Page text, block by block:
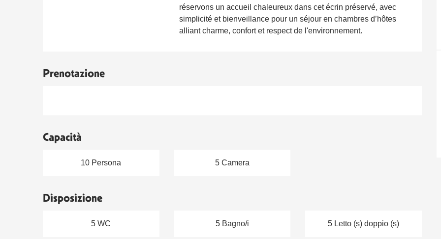
réservons un accueil chaleureux dans cet écrin préservé, avec
simplicité et bienveillance pour un séjour en chambres d’hôtes
alliant charme, confort et respect de l'environnement.
Prenotazione
Capacità
10 Persona 5 Camera
Disposizione
5 WC 5 Bagno/i 5 Letto (s) doppio (s)